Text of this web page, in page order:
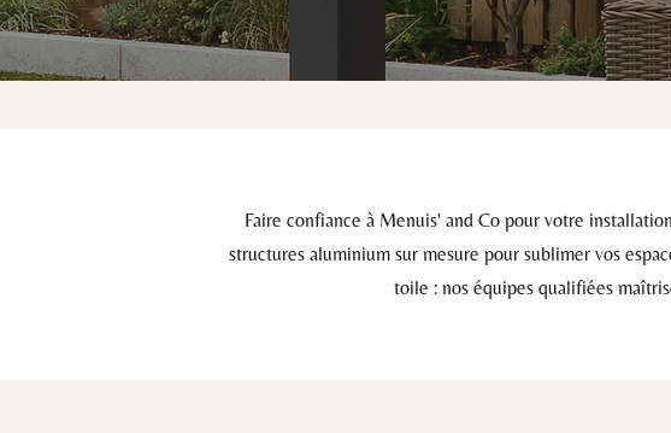
Faire confiance à Menuis' and Co pour votre
structures aluminium sur mesure pour sublimer vos
toile : nos équipes qualifiées